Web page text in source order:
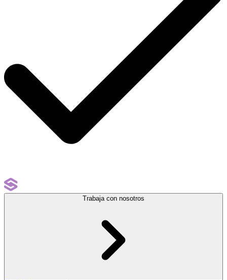
Trabaja con nosotros